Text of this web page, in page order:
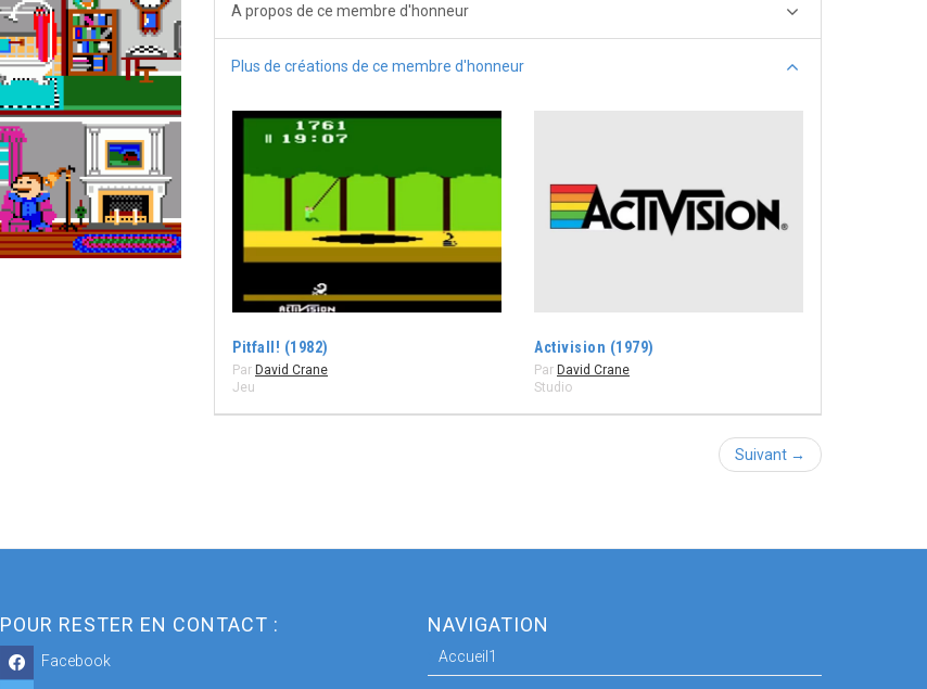
A propos de ce membre d'honneur
Plus de créations de ce membre d'honneur
Pitfall! (1982)
Par David Crane
Jeu
Activision (1979)
Par David Crane
Studio
Suivant →
POUR RESTER EN CONTACT :
Facebook
NAVIGATION
Accueil1